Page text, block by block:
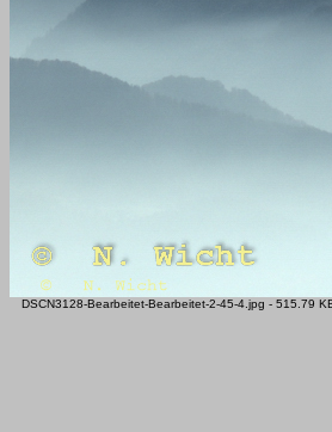
DSCN3128-Bearbeitet-Bearbeitet-2-45-4.jpg - 515.79